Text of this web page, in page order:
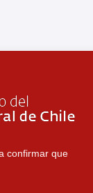
confirmar que